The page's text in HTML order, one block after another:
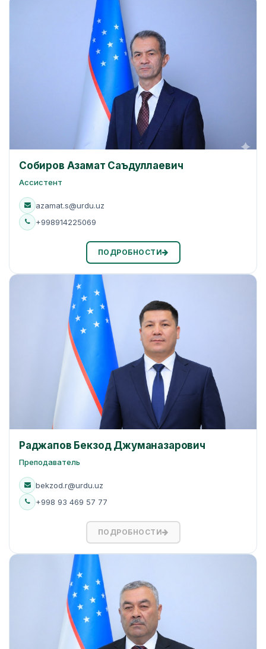
Собиров Азамат Саъдуллаевич
Ассистент
azamat.s@urdu.uz
+998914225069
ПОДРОБНОСТИ
Раджапов Бекзод Джуманазарович
Преподаватель
bekzod.r@urdu.uz
+998 93 469 57 77
ПОДРОБНОСТИ